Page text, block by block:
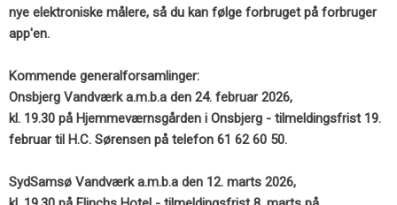
nye elektroniske målere, så du kan følge forbruget på forbruger
app'en.
Kommende generalforsamlinger:
Onsbjerg Vandværk a.m.b.a den 24. februar 2026,
kl. 19.30 på Hjemmeværnsgården i Onsbjerg - tilmeldingsfrist 19.
februar til H.C. Sørensen på telefon 61 62 60 50.
SydSamsø Vandværk a.m.b.a den 12. marts 2026,